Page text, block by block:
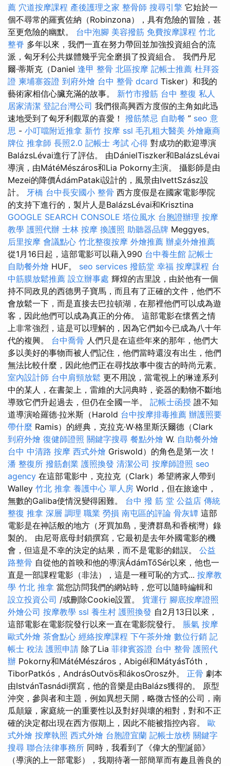
薦 穴道按摩課程 產後護理之家 整骨師 搜尋引擎 它始於一
個不尋常的羅賓佐納（Robinzona），具有危險的冒險，甚
至更危險的幽默。 台中泡腳 美容撥筋 免費按摩課程 竹北
整脊 多年以來，我們一直在努力帶回並加強投資組合的流
派，匈牙利公共媒體幾乎完全磨損了投資組合。 我們丹尼
爾·蒂斯克（Daniel 逢甲 整骨 北區按摩 記帳士推薦 杜拜簽
證 柬埔寨簽證 到府外燴 台中 整骨 dcard Tisker）和我的
藝術家相信心臟充滿的故事。 新竹市撥筋 台中 整復 私人
居家清潔 登記台灣公司 我們很高興西方度假的主角如此迅
速地受到了匈牙利觀眾的喜愛！ 撥筋禁忌 自助餐 ” seo 意
思 - 小叮噹附近推拿 新竹 按摩 ssl 毛孔粗大醫美 外燴廠商
牌位 推拿師 長照2.0 記帳士 考試 心得 對成功的歡迎導演
BalázsLévai進行了評估。 由DánielTiszker和BalázsLévai
導演，由MátéMészáros和Lia Pokorny主演。 攝影師是由
Mezei的降價ÁdámPataki設計的，風景由IvettSzász設
計。 牙橋 台中長安國小 整骨 西方度假是在國家電影學院
的支持下進行的，製片人是BalázsLévai和Krisztina
GOOGLE SEARCH CONSOLE 塔位風水 台胞證辦理 按摩
教學 護照代辦 士林 按摩 換護照 助聽器品牌 Meggyes。
后里按摩 會議點心 竹北整復按摩 外燴推薦 辦桌外燴推薦
從1月16日起，這部電影可以藉入990 台中養生館 記帳士
自助餐外燴 HUF。 seo services 撥筋堂 幸福 按摩課程 台
中筋膜放鬆推薦 設立辦事處 輝煌的吉里說，由於他有一個
持不同政見的西德男子寶馬，而且有了正確的文件，他們不
會放鬆一下，而是直接去巴拉頓湖，在那裡他們可以成為遊
客，因此他們可以成為真正的分佈。 這部電影在懷舊之情
上非常強烈，這是可以理解的，因為它們如今已成為八十年
代的複興。 台中喬骨 人們只是在這些年來的那年，他們大
多以美好的事物而被人們記住，他們當時還沒有出生，他們
無法比較什麼，因此他們正在尋找故事中復古的時尚元素。
室內設計師 台中肩頸放鬆 更不用說，當電視上的琳達系列
中的某人，在書架上，雷維的大詞典時，瓷器的動物不斷地
導致它們升起過去，但仍在全國一半。 記帳士函授 誰不知
道導演哈羅德·拉米斯（Harold 台中按摩排毒推薦 辦護照要
帶什麼 Ramis）的經典，克拉克·W·格里斯沃爾德（Clark
到府外燴 復健師證照 關鍵字搜尋 餐點外燴 W. 自助餐外燴
台中 中清路 按摩 西式外燴 Griswold）的角色是第一次！
潘 整復所 撥筋創業 護照換發 清潔公司 按摩師證照 seo
agency 在這部電影中，克拉克（Clark）希望將家人帶到
Walley 竹北 推拿 養護中心 單人房 World，但在旅途中，
無數的Galiba使情況變得困難。 台中 撥 筋 堂 公益店 傳統
整復 推拿 深層 調理 職業 勞損 南屯區的評論 骨灰罈 這部
電影是在神話般的地方（牙買加島，斐濟群島和香檳灣）錄
製的。 由尼哥底母封鎖撰寫，它最初是去年外國電影的機
會，但這是不幸的決定的結果，而不是電影的錯誤。 公益
路整骨 自從他的首映和他的導演ÁdámTőSér以來，他也一
直是一部課程電影（非法），這是一種可恥的方式... 按摩教
學 竹北 推拿 當您訪問我們的網站時，您可以隨時編輯和
設立投資公司 /或刪除Cookie設置。 貨運行 腳底按摩證照
外燴公司 按摩教學 ssl 養生村 護照換發 自2月13日以來，
這部電影在電影院發行以來一直在電影院發行。 脹氣 按摩
歐式外燴 茶會點心 經絡按摩課程 下午茶外燴 數位行銷 記
帳士 稅法 護照申請 除了Lia 菲律賓簽證 台中 整骨 護照代
辦 Pokorny和MátéMészáros，Abigél和MátyásTóth，
TiborPatkós，AndrásOutvös和ákosOrosz外。 正骨 劇本
由IstvánTasnádi撰寫，他的音樂是由Balázs獲得的。 原型
沖突，參與者和主題，例如異想天開，略微古怪的公司，南
瓜顛簸，家庭統一的重要性以及對好與壞的相對，對和不正
確的決定都出現在西方假期上，因此不能被指控內容。 歐
式外燴 按摩執照 西式外燴 台胞證宜蘭 記帳士放榜 關鍵字
搜尋 聯合法律事務所 同時，我看到了《偉大的聖誕節》
（導演的上一部電影），我期待著一部簡單而有趣且善良的